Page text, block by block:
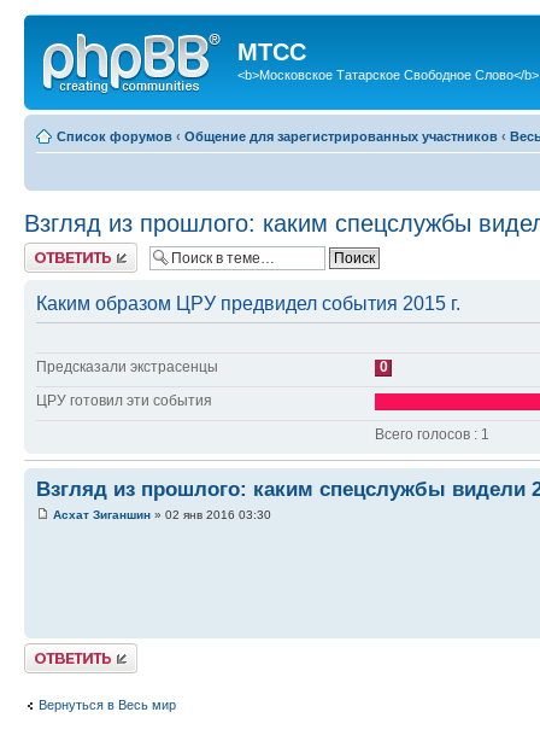
МТСС
<b>Московское Татарское Свободное Слово</b>
Список форумов ‹ Общение для зарегистрированных участников ‹
Взгляд из прошлого: каким спецслужбы
Ответить
Каким образом ЦРУ предвидел события 2015 г.
Предсказали экстрасенцы
0
ЦРУ готовил эти события
Всего голосов : 1
Взгляд из прошлого: каким спецслужбы видели
Асхат Зиганшин » 02 янв 2016 03:30
Ответить
Вернуться в Весь мир